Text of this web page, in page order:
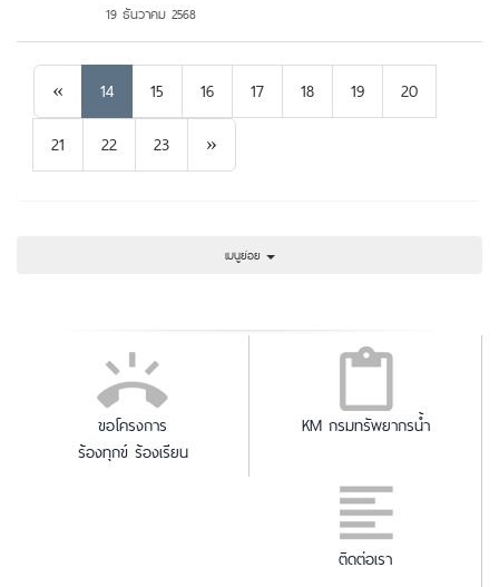
19 ธันวาคม 2568
« Previous
14 15 16 17 18 19
20
21
22 23 »
เมนูย่อย
ขอโครงการ
ร้องทุกข์ ร้องเรียน
KM กรมทรัพยากรน้ำ
ติดต่อเรา